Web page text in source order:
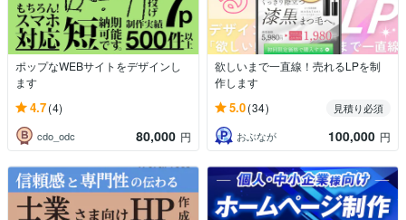
ポップなWEBサイトをデザインし
ます
4.7(4)
cdo_odc 80,000 円
欲しいまで一直線！売れるLPを制
作します
5.0(34)
見積り必須
おぶなが
100,000 円